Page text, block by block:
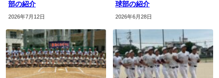
部の紹介
2026年7月12日
球部の紹介
2026年6月28日